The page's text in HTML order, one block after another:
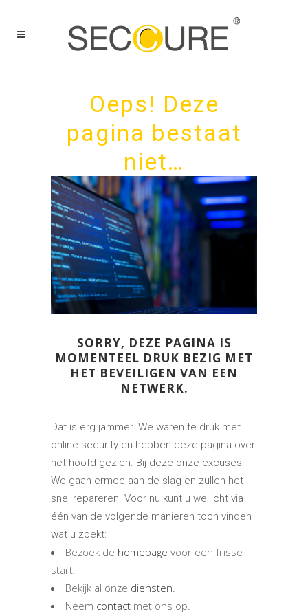
Oeps! Deze
pagina bestaat
niet…
SORRY, DEZE PAGINA IS
MOMENTEEL DRUK BEZIG MET
HET BEVEILIGEN VAN EEN
NETWERK.
Dat is erg jammer. We waren te druk met
online security en hebben deze pagina over
het hoofd gezien. Bij deze onze excuses.
We gaan ermee aan de slag en zullen het
snel repareren. Voor nu kunt u wellicht via
één van de volgende manieren toch vinden
wat u zoekt:
Bezoek de homepage voor een frisse
start.
Bekijk al onze diensten
Neem contact met ons op.